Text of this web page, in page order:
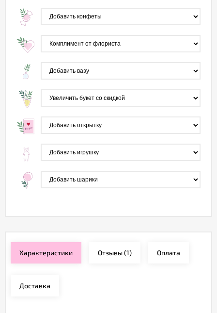
Характеристики Отзывы(1) Оплата
Доставка